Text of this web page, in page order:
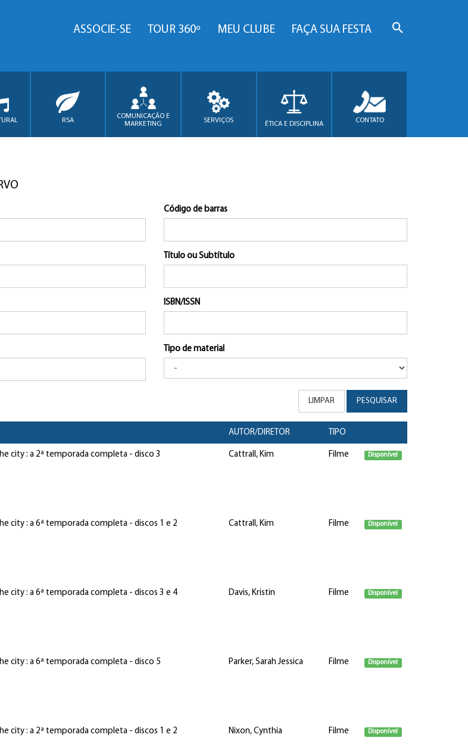
ASSOCIE-SE TOUR 360º MEU CLUBE FAÇA SUA FESTA
RSA
COMUNICAÇÃO E
MARKETING
SERVIÇOS ÉTICA E DISCIPLINA CONTATO
Código de barras
Título ou Subtítulo
ISBN/ISSN
Tipo de material
LIMPAR PESQUISAR
AUTOR/DIRETOR TIPO
city : a 2ª temporada completa - disco 3 Cattrall, Kim Filme Disponível
city : a 6ª temporada completa - discos 1 e 2 Cattrall, Kim Filme Disponível
city : a 6ª temporada completa - discos 3 e 4 Davis, Kristin Filme Disponível
city : a 6ª temporada completa - disco 5 Parker, Sarah Jessica Filme Disponível
city : a 2ª temporada completa - discos 1 e 2 Nixon, Cynthia Filme Disponível